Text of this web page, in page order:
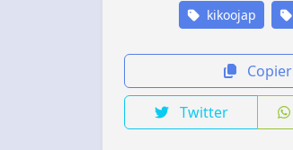
kikoojap
Copier
Twitter